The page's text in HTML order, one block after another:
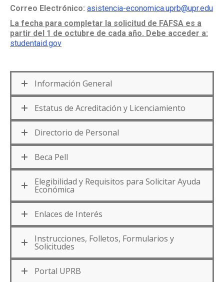
Correo Electrónico: asistencia-economica.uprb@upr.edu
La fecha para completar la solicitud de FAFSA es a
partir del 1 de octubre de cada año. Debe acceder a:
studentaid.gov
Información General
Estatus de Acreditación y Licenciamiento
Directorio de Personal
Beca Pell
Elegibilidad y Requisitos para Solicitar Ayuda
Económica
Enlaces de Interés
Instrucciones, Folletos, Formularios y
Solicitudes
Portal UPRB